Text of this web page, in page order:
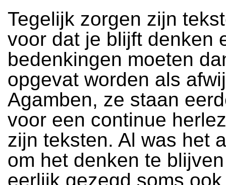
Tegelijk zorgen zijn
voor dat je blijft denken
bedenkingen moeten
opgevat worden als
Agamben, ze staan
voor een continue
zijn teksten. Al was het
om het denken te
eerlijk gezegd soms